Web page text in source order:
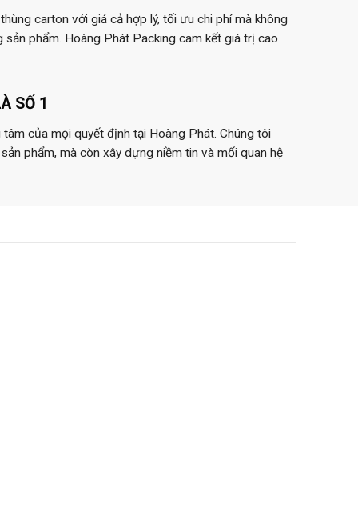
carton với giá cả hợp lý, tối ưu chi phí mà không
sản phẩm. Hoàng Phát Packing cam kết giá trị cao
SỐ 1
của mọi quyết định tại Hoàng Phát. Chúng tôi
phẩm, mà còn xây dựng niềm tin và mối quan hệ